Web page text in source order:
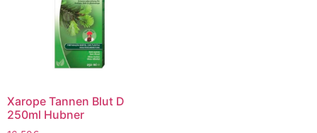
Xarope Tannen Blut D
250ml Hubner